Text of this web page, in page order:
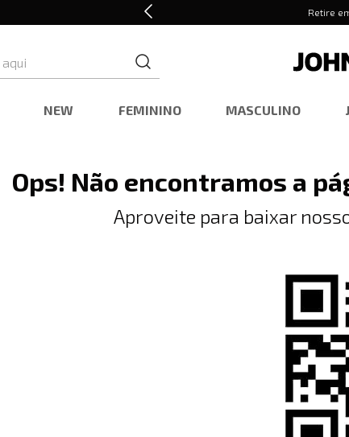
Retire
NEW FEMININO MASCULINO
Ops! Não encontramos a
Aproveite para baixar